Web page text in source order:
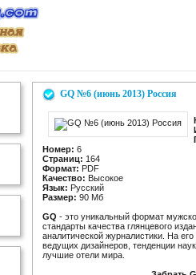
GQ №6 (июнь 2013) Россия
Номер: 6
Страниц: 164
Формат: PDF
Качество: Высокое
Язык: Русский
Размер: 90 Мб
GQ - это уникальный формат
стандарты качества глянцевого
аналитической журналистики. На
ведущих дизайнеров, тенденции
лучшие отели мира.